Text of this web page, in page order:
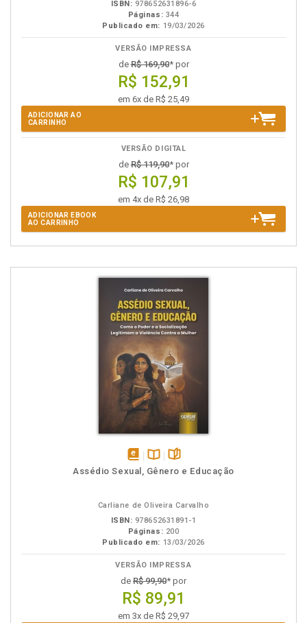
ISBN: 978652631896-6
Páginas: 344
Publicado em: 19/03/2026
VERSÃO IMPRESSA
deR$ 169,90* por
R$ 152,91
em 6x de R$ 25,49
ADICIONAR AO
CARRINHO
VERSÃO DIGITAL
deR$ 119,90* por
R$ 107,91
em 4x de R$ 26,98
ADICIONAR EBOOK
AO CARRINHO
disponível
Disponível
páginas
Assédio Sexual, Gênero e Educação
Carliane de Oliveira Carvalho
ISBN: 978652631891-1
Páginas: 200
Publicado em: 13/03/2026
VERSÃO IMPRESSA
de R$ 99,90* por
R$ 89,91
em 3x de R$ 29,97